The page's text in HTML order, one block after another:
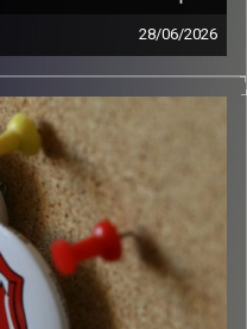
28/06/2026
קלאסיקות רוק עם אורן הוף.
włodi